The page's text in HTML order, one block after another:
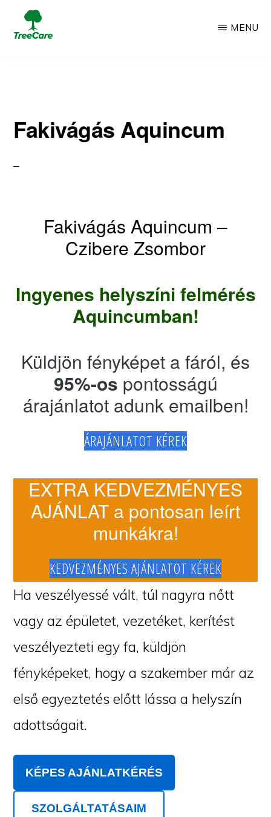
Skip
WordPress
oldal
MENU
Fakivágás Aquincum
Fakivágás Aquincum –
Czibere Zsombor
Ingyenes helyszíni felmérés
Aquincumban!
Küldjön fényképet a fáról, és
95%-os pontosságú
árajánlatot adunk emailben!
ÁRAJÁNLATOT KÉREK
EXTRA KEDVEZMÉNYES
AJÁNLAT a pontosan leírt
munkákra!
KEDVEZMÉNYES AJÁNLATOT KÉREK
Ha veszélyessé vált, túl nagyra nőtt
vagy az épületet, vezetéket, kerítést
veszélyezteti egy fa, küldjön
fényképeket, hogy a szakember már az
első egyeztetés előtt lássa a helyszín
adottságait.
KÉPES AJÁNLATKÉRÉS
SZOLGÁLTATÁSAIM